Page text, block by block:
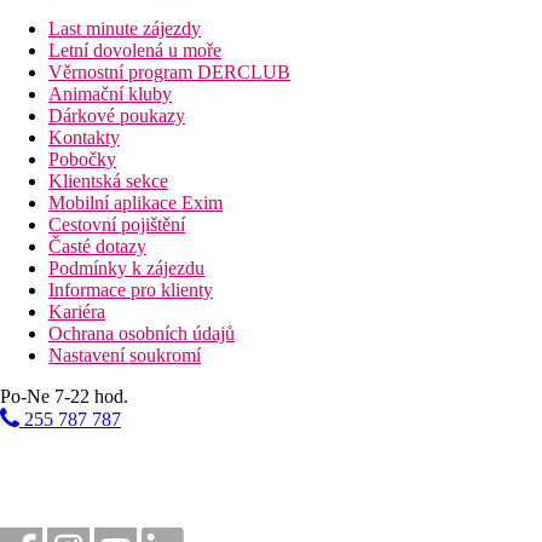
Vzdálenost od nejbližšího letiště
1,7 km
Vzdálenost k pláži
Pláž
Druh pláže
Plážová dovolená
Bazény
Lehátka u bazénu
Slunečníky u bazénu
Fotogalerie
Last minute zájezdy
Letní dovolená u moře
Věrnostní program DERCLUB
Animační kluby
Dárkové poukazy
Kontakty
Pobočky
Klientská sekce
Mobilní aplikace Exim
Cestovní pojištění
Časté dotazy
Podmínky k zájezdu
Informace pro klienty
Kariéra
Ochrana osobních údajů
Nastavení soukromí
Po-Ne 7-22 hod.
255 787 787